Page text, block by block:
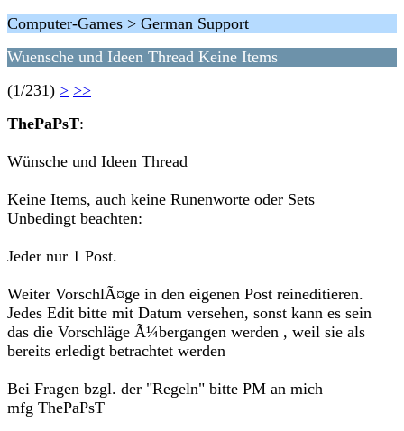
Computer-Games > German Support
Wuensche und Ideen Thread Keine Items
(1/231) > >>
ThePaPsT:
Wünsche und Ideen Thread
Keine Items, auch keine Runenworte oder Sets
Unbedingt beachten:
Jeder nur 1 Post.
Weiter VorschlÃ¤ge in den eigenen Post reineditieren.
Jedes Edit bitte mit Datum versehen, sonst kann es sein
das die Vorschläge Ã¼bergangen werden , weil sie als
bereits erledigt betrachtet werden
Bei Fragen bzgl. der "Regeln" bitte PM an mich
mfg ThePaPsT